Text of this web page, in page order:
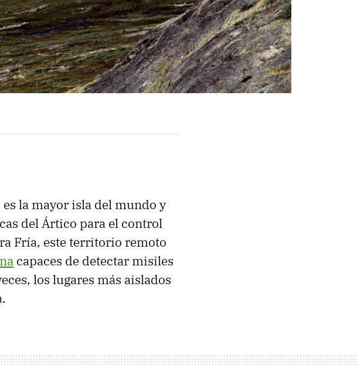
la mayor isla del mundo y
del Ártico para el control
Fría, este territorio remoto
capaces de detectar misiles
los lugares más aislados